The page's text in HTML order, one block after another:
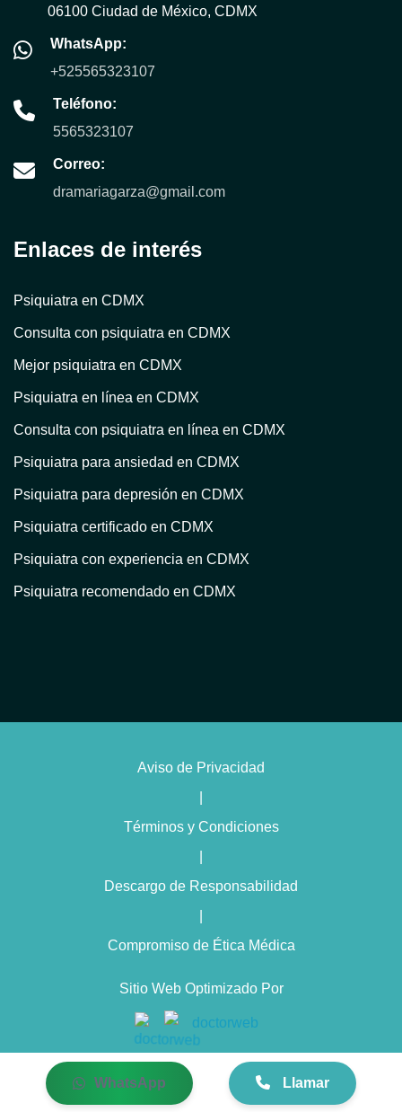
WhatsApp Llamar
06100 Ciudad de México, CDMX
WhatsApp:
+525565323107
Teléfono:
5565323107
Correo:
dramariagarza@gmail.com
Enlaces de interés
Psiquiatra en CDMX
Consulta con psiquiatra en CDMX
Mejor psiquiatra en CDMX
Psiquiatra en línea en CDMX
Consulta con psiquiatra en línea en CDMX
Psiquiatra para ansiedad en CDMX
Psiquiatra para depresión en CDMX
Psiquiatra certificado en CDMX
Psiquiatra con experiencia en CDMX
Psiquiatra recomendado en CDMX
Psiquiatra con terapia en CDMX
Psiquiatra con terapia cognitivo conductual en CDMX
Psiquiatra especialista en insomnio en CDMX
Psiquiatra experto en trastornos de personalidad en CDMX
Psiquiatra para trastornos alimenticios en CDMX
Consulta inicial psiquiátrica en CDMX
Psiquiatra para crisis emocionales en CDMX
Psiquiatra por videollamada en CDMX
Psiquiatra con receta digital en CDMX
Tratamiento psiquiátrico en CDMX
Terapia psiquiátrica en CDMX
Aviso de Privacidad
Términos y Condiciones
Descargo de Responsabilidad
Compromiso de Ética Médica
Sitio Web Optimizado Por